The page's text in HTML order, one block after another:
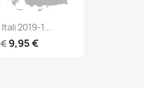
2019-1...
9,95 €